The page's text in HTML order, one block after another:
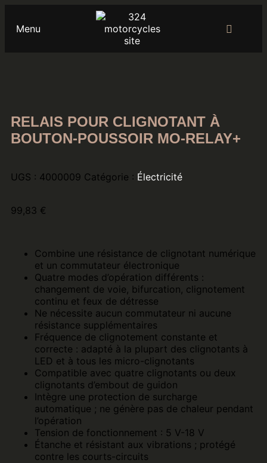
Menu
RELAIS POUR CLIGNOTANT À
BOUTON-POUSSOIR MO-RELAY+
UGS : 4000009 Catégorie : Électricité
99,83 €
Combine une résistance de clignotant numérique
et un commutateur électronique
Quatre modes d’opération différents :
changement de voie, bifurcation, clignotement
continu et feux de détresse
Ne nécessite aucun commutateur ni aucune
résistance supplémentaires
Fréquence de clignotement constante et
correcte : adapté à la plupart des clignotants à
LED et à tous les micro-clignotants
Compatible avec quatre clignotants ou deux
clignotants d’embout de guidon
Intègre une protection de surcharge
automatique ; ne génère pas de chaleur pendant
l’opération
Tension de fonctionnement : 5 V-18 V
Étanche et résistant aux vibrations ; protégé
contre les courts-circuits